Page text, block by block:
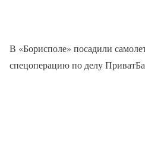
В «Борисполе» посадили
спецоперацию по делу